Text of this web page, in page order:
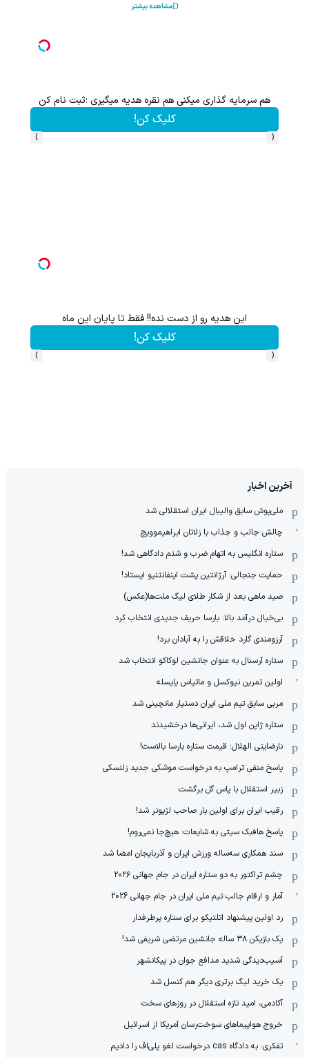
مشاهده بیشتر
هم سرمایه گذاری میکنی هم نقره هدیه میگیری ؛ثبت نام کن
کلیک کن!
‹
›
این هدیه رو از دست نده!! فقط تا پایان این ماه
کلیک کن!
‹
›
آخرین اخبار
ملی‌پوش سابق والیبال ایران استقلالی شد
چالش جالب و جذاب با زلاتان ابراهیموویچ
ستاره انگلیس به اتهام ضرب و شتم دادگاهی شد!
حمایت جنجالی: آرژانتین پشت اینفانتنیو ایستاد!
صید ماهی بعد از شکار طلای لیگ ملت‌ها(عکس)
بی‌خیال درآمد بالا: بارسا حریف جدیدی انتخاب کرد
آرزومندی گارد خلاقش را به آبادان برد!
ستاره آرسنال به عنوان جانشین لوکاکو انتخاب شد
اولین تمرین نیوکسل و ماتیاس یایسله
مربی سابق تیم ملی ایران دستیار مانچینی شد
ستاره ژاپن اول شد، ایرانی‌ها درخشیدند
نارضایتی الهلال: قیمت ستاره بارسا بالاست!
پاسخ منفی ترامپ به درخواست موشکی جدید زلنسکی
زبیر استقلال با پاس گل برگشت
رقیب ایران برای اولین بار صاحب لژیونر شد!
پاسخ هافبک سیتی به شایعات: هیچ‌جا نمی‌روم!
سند همکاری سه‌ساله‌ ‌ورزش ایران و آذربایجان امضا شد
چشم تراکتور به دو ستاره ایران در جام جهانی ۲۰۲۶
آمار و ارقام جالب تیم ملی ایران در جام جهانی 2026
رد اولین پیشنهاد اتلتیکو برای ستاره پرطرفدار
یک بازیکن ۳۸ ساله جانشین مرتضی شریفی شد!
آسیب‌دیدگی شدید مدافع جوان در پیکانشهر
یک خرید لیگ برتری دیگر هم کنسل شد
آکادمی، امید تازه استقلال در روزهای سخت
خروج هواپیماهای سوخت‌رسان آمریکا از اسرائیل
تفکری: به دادگاه cas درخواست لغو پلی‌اف را دادیم